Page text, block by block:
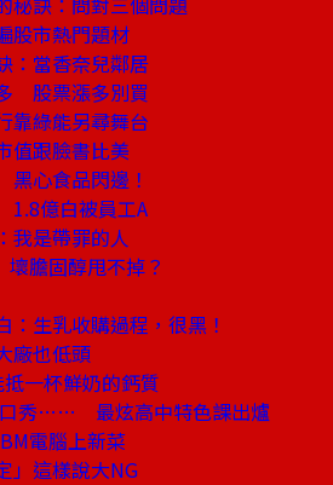
市熱門題材
：當香奈兒鄰居
股票漲多別買
綠能另尋舞台
跟臉書比美
心食品閃邊！
億白被員工A
我是帶罪的人
膽固醇甩不掉？
：生乳收購過程，很黑！
廠也低頭
一杯鮮奶的鈣質
口秀…… 最炫高中特色課出爐
電腦上新菜
」這樣說大NG